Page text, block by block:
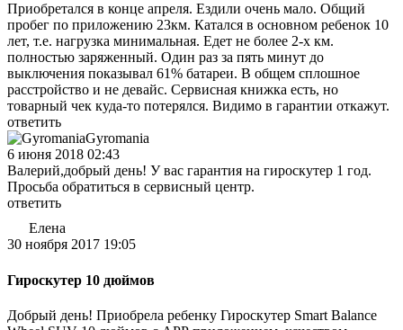
Приобретался в конце апреля. Ездили очень мало. Общий
пробег по приложению 23км. Катался в основном ребенок 10
лет, т.е. нагрузка минимальная. Едет не более 2-х км.
полностью заряженный. Один раз за пять минут до
выключения показывал 61% батареи. В общем сплошное
расстройство и не девайс. Сервисная книжка есть, но
товарный чек куда-то потерялся. Видимо в гарантии откажут.
ответить
Gyromania
6 июня 2018 02:43
Валерий,добрый день! У вас гарантия на гироскутер 1 год.
Просьба обратиться в сервисный центр.
ответить
Елена
30 ноября 2017 19:05
Гироскутер 10 дюймов
Добрый день! Приобрела ребенку Гироскутер Smart Balance